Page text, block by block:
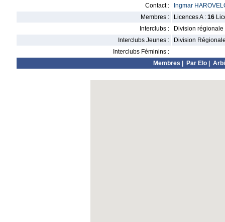
Contact :
Ingmar
Membres :
Licences A : 16
Interclubs :
Division régionale
Interclubs Jeunes :
Division
Interclubs Féminins :
Membres
Par Elo